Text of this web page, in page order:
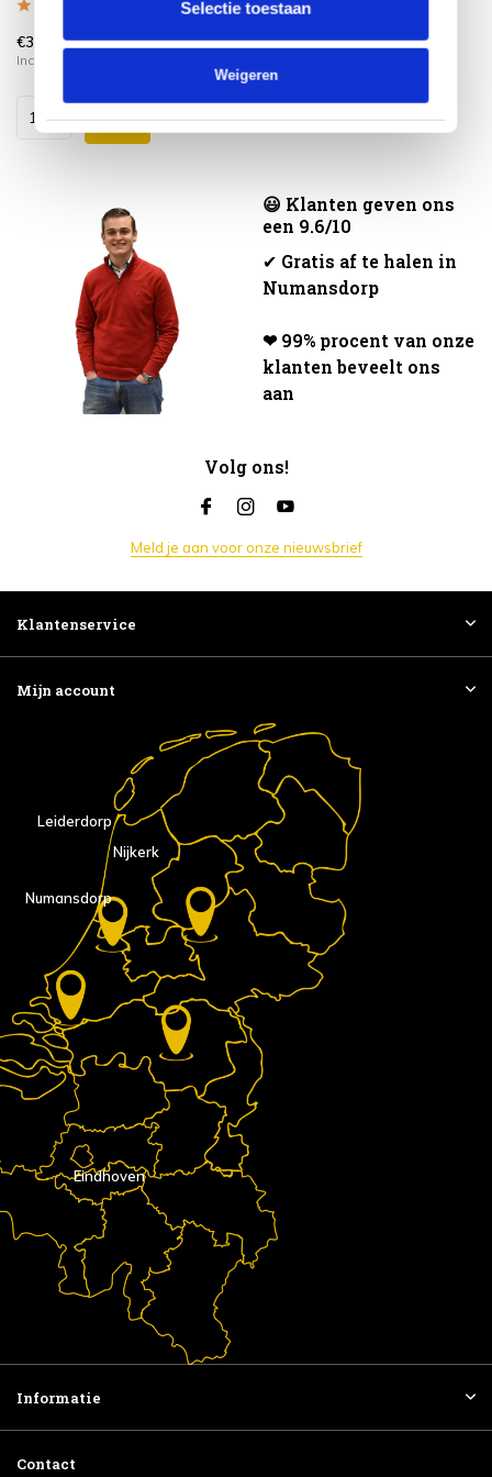
Selectie toestaan
Weigeren
€32,99
Incl. btw
😃 Klanten geven ons
een 9.6/10
✔ Gratis af te halen in
Numansdorp
❤ 99% procent van onze
klanten beveelt ons
aan
Volg ons!
Meld je aan voor onze nieuwsbrief
Klantenservice
Mijn account
Eindhoven
Nijkerk
Numansdorp
Leiderdorp
Informatie
Contact